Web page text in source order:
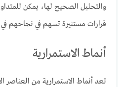
والتحليل الصحيح لها، يمكن
قرارات مستنيرة تسهم في نجاحهم في
أنماط الاستمرارية
تعد أنماط الاستمرارية من العناصر